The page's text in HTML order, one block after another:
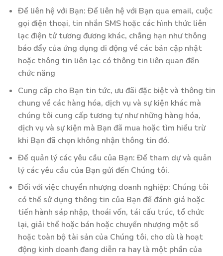
Để liên hệ với Bạn: Để liên hệ với Bạn qua email, cuộc
gọi điện thoại, tin nhắn SMS hoặc các hình thức liên
lạc điện tử tương đương khác, chẳng hạn như thông
báo đẩy của ứng dụng di động về các bản cập nhật
hoặc thông tin liên lạc có thông tin liên quan đến
chức năng
Cung cấp cho Bạn tin tức, ưu đãi đặc biệt và thông tin
chung về các hàng hóa, dịch vụ và sự kiện khác mà
chúng tôi cung cấp tương tự như những hàng hóa,
dịch vụ và sự kiện mà Bạn đã mua hoặc tìm hiểu trừ
khi Bạn đã chọn không nhận thông tin đó.
Để quản lý các yêu cầu của Bạn: Để tham dự và quản
lý các yêu cầu của Bạn gửi đến Chúng tôi.
Đối với việc chuyển nhượng doanh nghiệp: Chúng tôi
có thể sử dụng thông tin của Bạn để đánh giá hoặc
tiến hành sáp nhập, thoái vốn, tái cấu trúc, tổ chức
lại, giải thể hoặc bán hoặc chuyển nhượng một số
hoặc toàn bộ tài sản của Chúng tôi, cho dù là hoạt
động kinh doanh đang diễn ra hay là một phần của